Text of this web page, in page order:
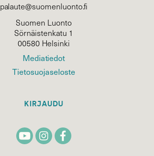
palaute@suomenluonto.fi
Suomen Luonto
Sörnäistenkatu 1
00580 Helsinki
Mediatiedot
Tietosuojaseloste
KIRJAUDU